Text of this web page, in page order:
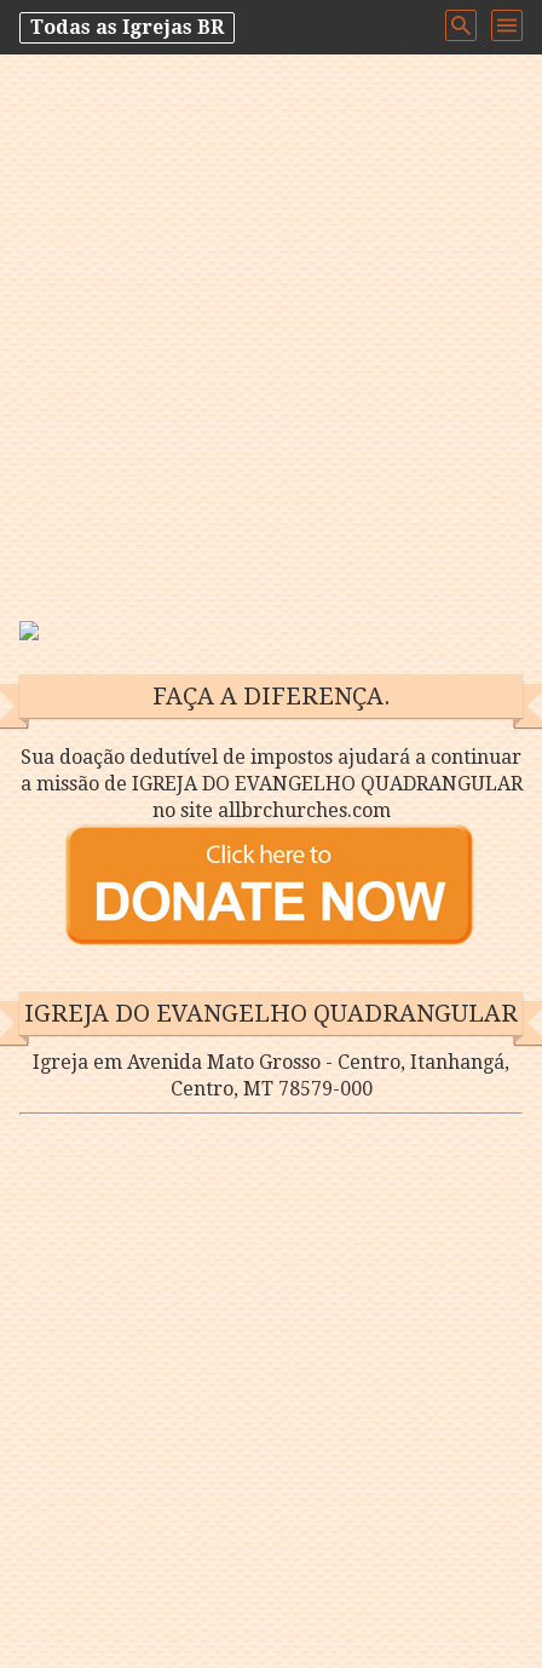
Todas as Igrejas BR
IGREJA DO EVANGELHO QUADRANGULAR
Igreja em Avenida Mato Grosso - Centro, Itanhangá,
Centro, MT 78579-000
FAÇA A DIFERENÇA.
Sua doação dedutível de impostos ajudará a continuar
a missão de IGREJA DO EVANGELHO QUADRANGULAR
no site allbrchurches.com